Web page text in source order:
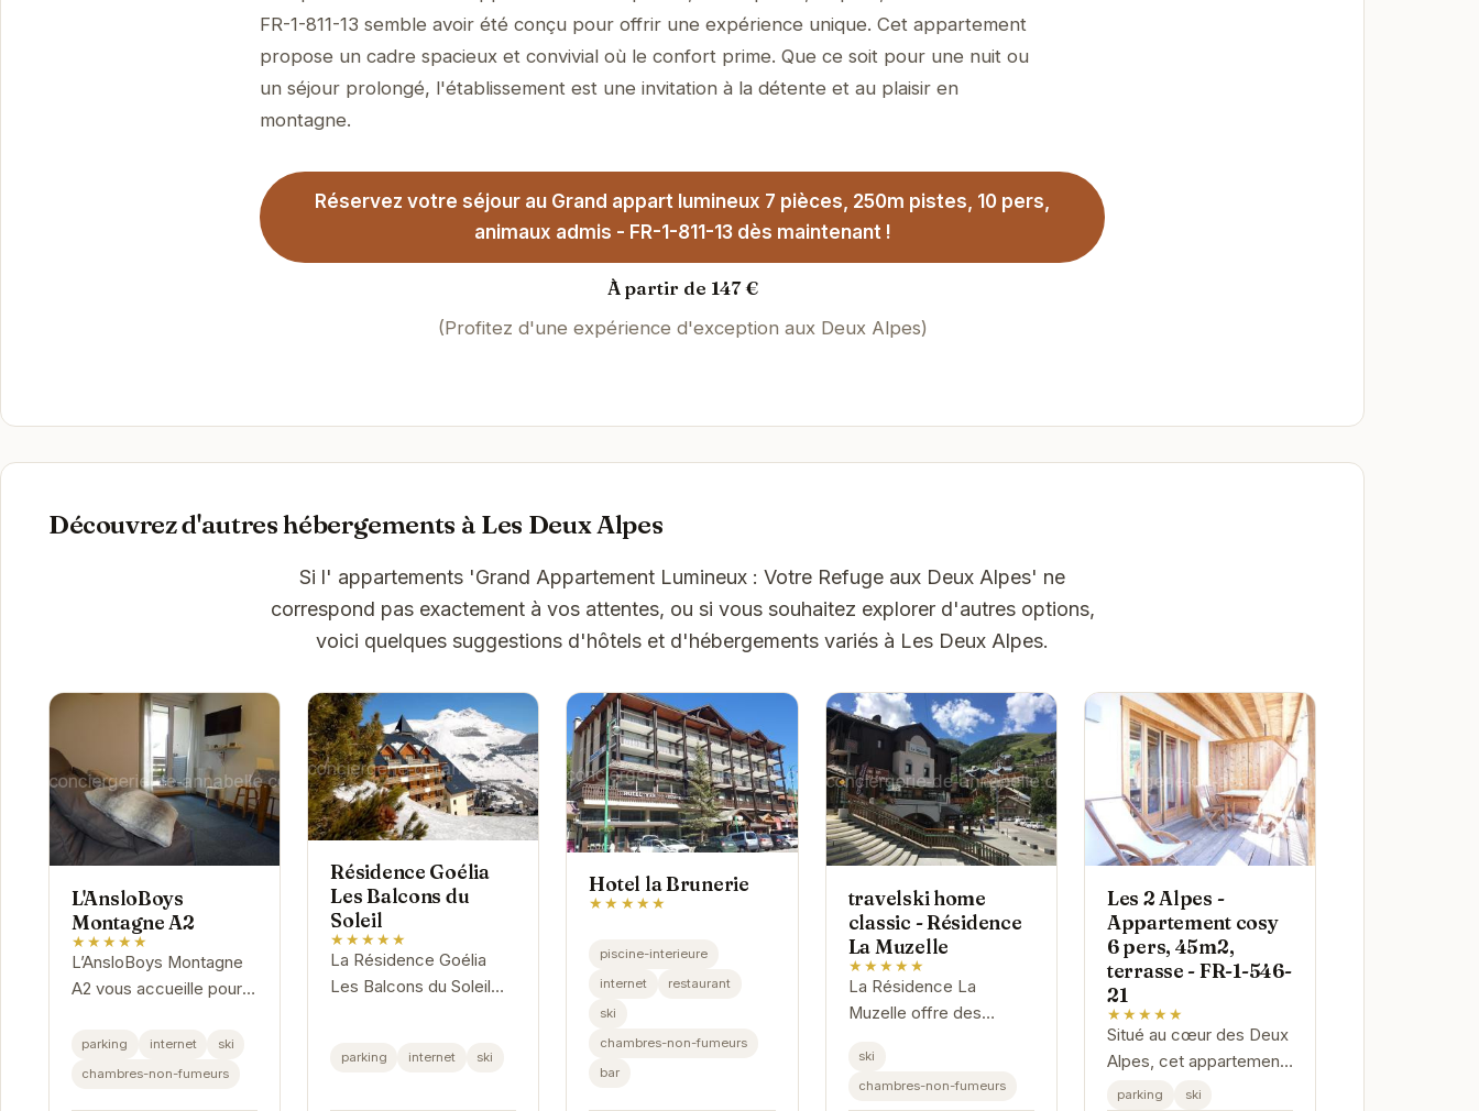
FR-1-811-13 semble avoir été conçu pour offrir une expérience unique. Cet appartement
propose un cadre spacieux et convivial où le confort prime. Que ce soit pour une nuit ou
un séjour prolongé, l'établissement est une invitation à la détente et au plaisir en
montagne.
Réservez votre séjour au Grand appart lumineux 7 pièces, 250m pistes, 10 pers,
animaux admis - FR-1-811-13 dès maintenant !
À partir de 147 €
(Profitez d'une expérience d'exception aux Deux Alpes)
Découvrez d'autres hébergements à Les Deux Alpes
Si l' appartements 'Grand Appartement Lumineux : Votre Refuge aux Deux Alpes' ne
correspond pas exactement à vos attentes, ou si vous souhaitez explorer d'autres options,
voici quelques suggestions d'hôtels et d'hébergements variés à Les Deux Alpes.
L'AnsloBoys
Montagne A2
★★★★★
L’AnsloBoys Montagne
A2 vous accueille pour
inoubliable. Cet
appartement
parking internet
ski
chambres-non-fumeurs
Résidence Goélia
Les Balcons du
Soleil
★★★★★
La Résidence Goélia
Les Balcons du Soleil
spacieux, idéalement
parking internet ski
Hotel la Brunerie
★★★★★
piscine-interieure
internet
restaurant
ski
chambres-non-fumeurs
bar
travelski home
classic - Résidence
La Muzelle
★★★★★
La Résidence La
Muzelle offre des
confortables et bien
équipés pour des
ski
chambres-non-fumeurs
Les 2 Alpes -
Appartement cosy
6 pers, 45m2,
terrasse - FR-1-546-
21
★★★★★
Situé au cœur des Deux
Alpes, cet appartement
offre un accès facile
parking ski